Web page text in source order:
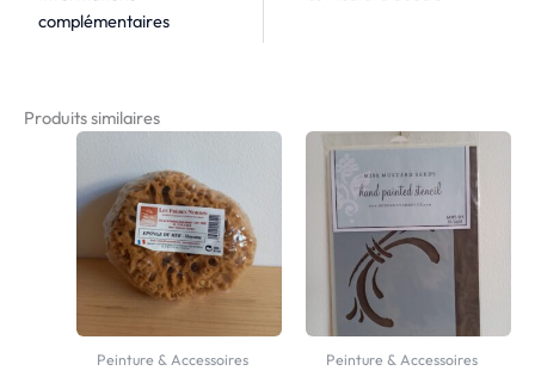
complémentaires
Produits similaires
Peinture & Accessoires Peinture & Accessoires